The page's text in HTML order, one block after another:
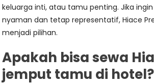
keluarga inti, atau tamu penting. Jika
nyaman dan tetap representatif, Hiace
menjadi pilihan.
Apakah bisa sewa
jemput tamu di hotel?